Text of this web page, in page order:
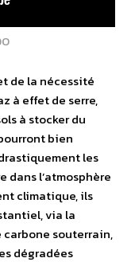
de la nécessité
à effet de serre,
à stocker du
bien
les
dans l’atmosphère
climatique, ils
via la
souterrain,
dégradées